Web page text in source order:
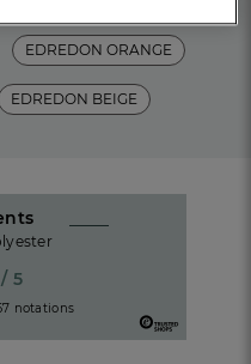
EDREDON ORANGE
EDREDON BEIGE
/ 5
notations